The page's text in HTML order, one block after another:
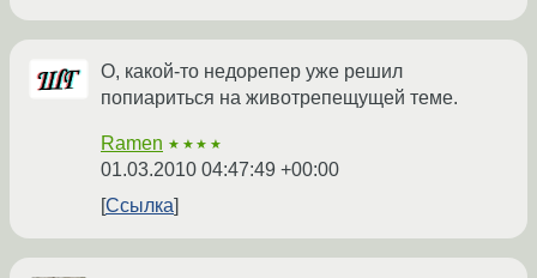
О, какой-то недорепер уже решил
попиариться на животрепещущей теме.
Ramen ★★★★
01.03.2010 04:47:49 +00:00
Ссылка